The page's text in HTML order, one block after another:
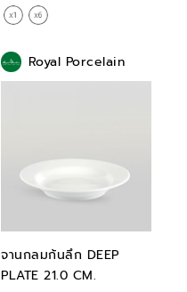
Royal Porcelain
จานกลมก้นลึก DEEP
PLATE 21.0 CM.